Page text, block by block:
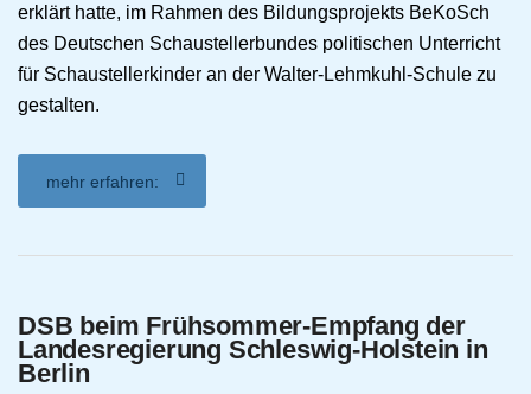
erklärt hatte, im Rahmen des Bildungsprojekts BeKoSch
des Deutschen Schaustellerbundes politischen Unterricht
für Schaustellerkinder an der Walter-Lehmkuhl-Schule zu
gestalten.
mehr erfahren:
DSB beim Frühsommer-Empfang der
Landesregierung Schleswig-Holstein in
Berlin